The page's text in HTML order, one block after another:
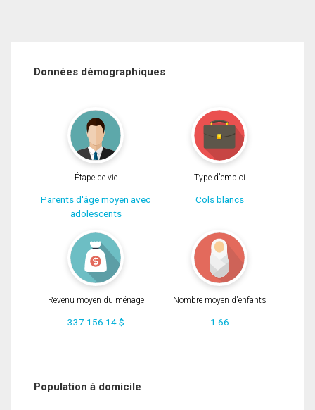
Données démographiques
Étape de vie
Parents d'âge moyen avec
adolescents
Type d'emploi
Cols blancs
Revenu moyen du ménage
337 156.14 $
Nombre moyen d'enfants
1.66
Population à domicile